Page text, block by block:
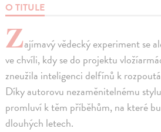
O TITULE
Zajímavý vědecký experiment se
ve chvíli, kdy se do projektu
zneužila inteligenci delfínů k
Díky autorovu nezaměnitelnému
promluví k těm příběhům, na které
dlouhých letech.